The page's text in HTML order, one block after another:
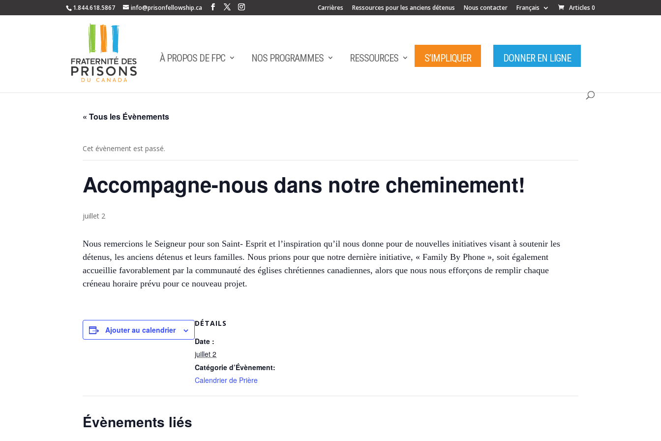
1.844.618.5867 info@prisonfellowship.ca Carrières Ressources pour les anciens détenus Nous contacter Français Articles 0
À PROPOS DE FPC NOS PROGRAMMES RESSOURCES S’IMPLIQUER DONNER EN LIGNE
« Tous les Évènements
Cet évènement est passé.
Accompagne-nous dans notre cheminement!
juillet 2
Nous remercions le Seigneur pour son Saint- Esprit et l’inspiration qu’il nous donne pour de nouvelles initiatives visant à soutenir les
détenus, les anciens détenus et leurs familles. Nous prions pour que notre dernière initiative, « Family By Phone », soit également
accueillie favorablement par la communauté des églises chrétiennes canadiennes, alors que nous nous efforçons de remplir chaque
créneau horaire prévu pour ce nouveau projet.
Ajouter au calendrier
DÉTAILS
Date :
juillet 2
Catégorie d’Évènement:
Calendrier de Prière
Évènements liés